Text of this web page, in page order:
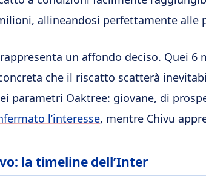
allineandosi perfettamente alle
un affondo deciso. Quei 6
che il riscatto scatterà
parametri Oaktree: giovane, di
l’interesse, mentre Chivu
la timeline dell’Inter